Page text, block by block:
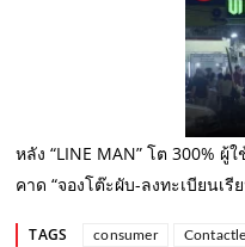
หลัง “LINE MAN” โต 300%
คาด “จองโต๊ะผับ-ลงทะเบียนเรี
TAGS consumer